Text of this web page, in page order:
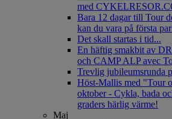
med
Bara 12 dagar till Tour
kan du vara på första
Det skall startas i tid...
En häftig smakbit av
och CAMP ALP avec
Trevlig jubileumsrunda
Höst-Mallis med "Tour
oktober - Cykla, bada
graders härlig värme!
Maj